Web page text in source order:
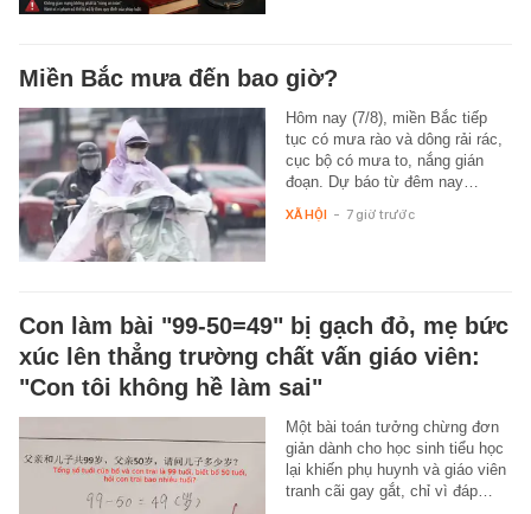
Miền Bắc mưa đến bao giờ?
Hôm nay (7/8), miền Bắc tiếp
tục có mưa rào và dông rải rác,
cục bộ có mưa to, nắng gián
đoạn. Dự báo từ đêm nay…
XÃ HỘI - 7 giờ trước
Con làm bài "99-50=49" bị gạch đỏ, mẹ bức
xúc lên thẳng trường chất vấn giáo viên:
"Con tôi không hề làm sai"
Một bài toán tưởng chừng đơn
giản dành cho học sinh tiểu học
lại khiến phụ huynh và giáo viên
tranh cãi gay gắt, chỉ vì đáp…